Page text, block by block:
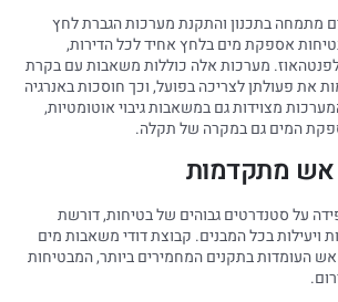
מתמחה בתכנון והתקנת מערכות הגברת לחץ
אספקת מים בלחץ אחיד לכל הדירות,
מערכות אלה כוללות משאבות עם בקרת
את פעולתן לצריכה בפועל, וכך חוסכות באנרגיה
מצוידות גם במשאבות גיבוי אוטומטיות,
המים גם במקרה של תקלה.
אש מתקדמות
על סטנדרטים גבוהים של בטיחות, דורשת
ויעילות בכל המבנים. קבוצת דודי משאבות מים
העומדות בתקנים המחמירים ביותר, המבטיחות